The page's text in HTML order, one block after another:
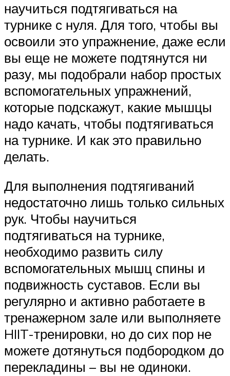
научиться подтягиваться на
турнике с нуля. Для того, чтобы вы
освоили это упражнение, даже если
вы еще не можете подтянутся ни
разу, мы подобрали набор простых
вспомогательных упражнений,
которые подскажут, какие мышцы
надо качать, чтобы подтягиваться
на турнике. И как это правильно
делать.
Для выполнения подтягиваний
недостаточно лишь только сильных
рук. Чтобы научиться
подтягиваться на турнике,
необходимо развить силу
вспомогательных мышц спины и
подвижность суставов. Если вы
регулярно и активно работаете в
тренажерном зале или выполняете
HIIT-тренировки, но до сих пор не
можете дотянуться подбородком до
перекладины – вы не одиноки.